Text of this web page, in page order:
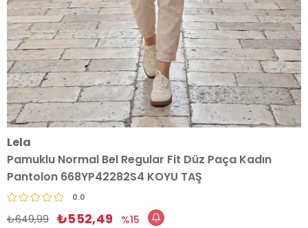
Lela
Pamuklu Normal Bel Regular Fit Düz Paça Kadın
Pantolon 668YP42282S4 KOYU TAŞ
0.0
₺649,99 ₺552,49
15